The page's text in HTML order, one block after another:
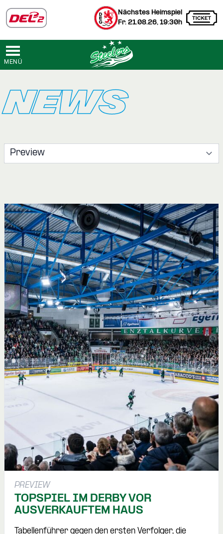
Nächstes Heimspiel
Fr. 21.08.26, 19:30h
MENÜ
NEWS
PREVIEW
TOPSPIEL IM DERBY VOR
AUSVERKAUFTEM HAUS
Tabellenführer gegen den ersten Verfolger, die